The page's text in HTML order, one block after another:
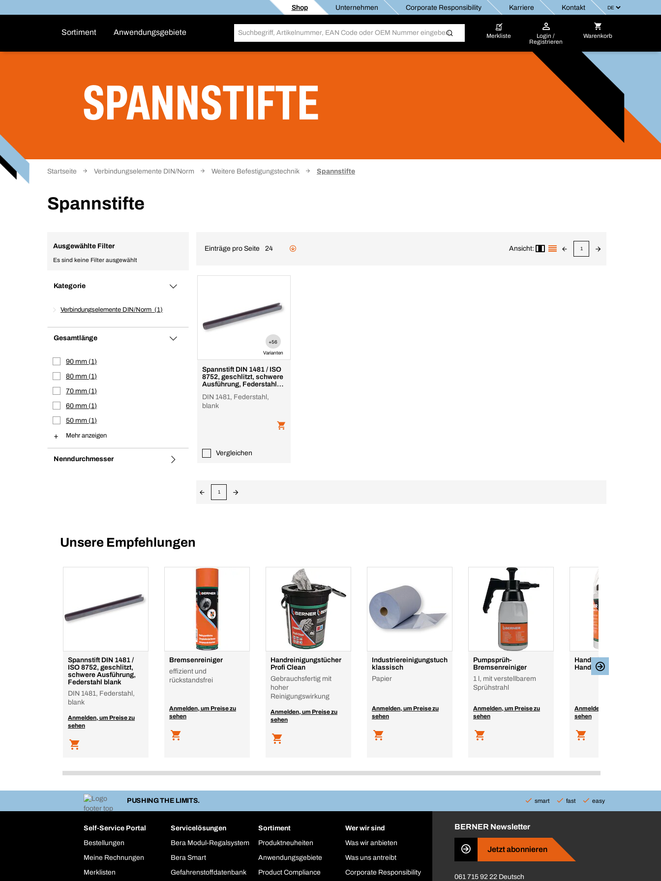
Shop Unternehmen Corporate Responsibility Karriere Kontakt
Sortiment Anwendungsgebiete Merkliste
Login /
Registrieren
Warenkorb
SPANNSTIFTE
Startseite Verbindungselemente DIN/Norm Weitere Befestigungstechnik Spannstifte
Spannstifte
Ausgewählte Filter
Es sind keine Filter ausgewählt
Kategorie
Verbindungselemente DIN/Norm 1
Gesamtlänge
90 mm 1
80 mm 1
70 mm 1
60 mm 1
50 mm 1
Mehr anzeigen
Nenndurchmesser
Einträge pro Seite 24 Ansicht: 1
+56
Varianten
Spannstift DIN 1481 / ISO
8752, geschlitzt, schwere
Ausführung, Federstahl
DIN 1481, Federstahl,
blank
Vergleichen
1
Unsere Empfehlungen
Spannstift DIN 1481 /
ISO 8752, geschlitzt,
schwere Ausführung,
Federstahl blank
DIN 1481, Federstahl,
blank
Anmelden, um Preise zu
sehen
Bremsenreiniger
effizient und
rückstandsfrei
Anmelden, um Preise zu
sehen
Handreinigungstücher
Profi Clean
Gebrauchsfertig mit
hoher
Reinigungswirkung
Anmelden, um Preise zu
sehen
Industriereinigungstuch
klassisch
Papier
Anmelden, um Preise zu
sehen
Pumpsprüh-
Bremsenreiniger
1 l, mit verstellbarem
Sprühstrahl
Anmelden, um Preise zu
sehen
Handreiniger
HandClean Premium
Anmelden, um Preise zu
sehen
PUSHING THE LIMITS. smart fast easy
Self-Service Portal
Bestellungen
Meine Rechnungen
Merklisten
Servicelösungen
Bera Modul-Regalsystem
Bera Smart
Gefahrenstoffdatenbank
Sortiment
Produktneuheiten
Anwendungsgebiete
Product Compliance
Wer wir sind
Was wir anbieten
Was uns antreibt
Corporate Responsibility
BERNER Newsletter
Jetzt abonnieren
061 715 92 22 Deutsch